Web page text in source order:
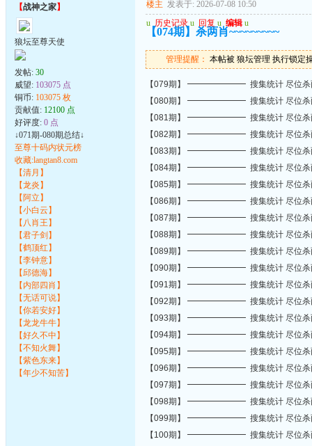
【战神之家】
狼坛至尊天使
发帖: 30
威望: 103075 点
铜币: 103075 枚
贡献值: 12100 点
好评度: 0 点
↓071期-080期总结↓
至尊十码内状元榜
收藏:langtan8.com
【清月】
【龙炎】
【阿立】
【小白云】
【八肖王】
【君子剑】
【鹤顶红】
【李钟意】
【邱德海】
【内部四肖】
【无话可说】
【你若安好】
【龙龙牛牛】
【好久不中】
【不知火舞】
【紫色东来】
【年少不知苦】
楼主 发表于: 2026-07-08 10:50
u 历史记录 u 回复 u 编辑 u
【074期】杀两肖~~~~~~~~~
管理提醒： 本帖被 狼坛管理 执行锁定
【079期】 ━━━━━━━ 搜集统计 尽
【080期】 ━━━━━━━ 搜集统计 尽
【081期】 ━━━━━━━ 搜集统计 尽
【082期】 ━━━━━━━ 搜集统计 尽
【083期】 ━━━━━━━ 搜集统计 尽
【084期】 ━━━━━━━ 搜集统计 尽
【085期】 ━━━━━━━ 搜集统计 尽
【086期】 ━━━━━━━ 搜集统计 尽
【087期】 ━━━━━━━ 搜集统计 尽
【088期】 ━━━━━━━ 搜集统计 尽
【089期】 ━━━━━━━ 搜集统计 尽
【090期】 ━━━━━━━ 搜集统计 尽
【091期】 ━━━━━━━ 搜集统计 尽
【092期】 ━━━━━━━ 搜集统计 尽
【093期】 ━━━━━━━ 搜集统计 尽
【094期】 ━━━━━━━ 搜集统计 尽
【095期】 ━━━━━━━ 搜集统计 尽
【096期】 ━━━━━━━ 搜集统计 尽
【097期】 ━━━━━━━ 搜集统计 尽
【098期】 ━━━━━━━ 搜集统计 尽
【099期】 ━━━━━━━ 搜集统计 尽
【100期】 ━━━━━━━ 搜集统计 尽